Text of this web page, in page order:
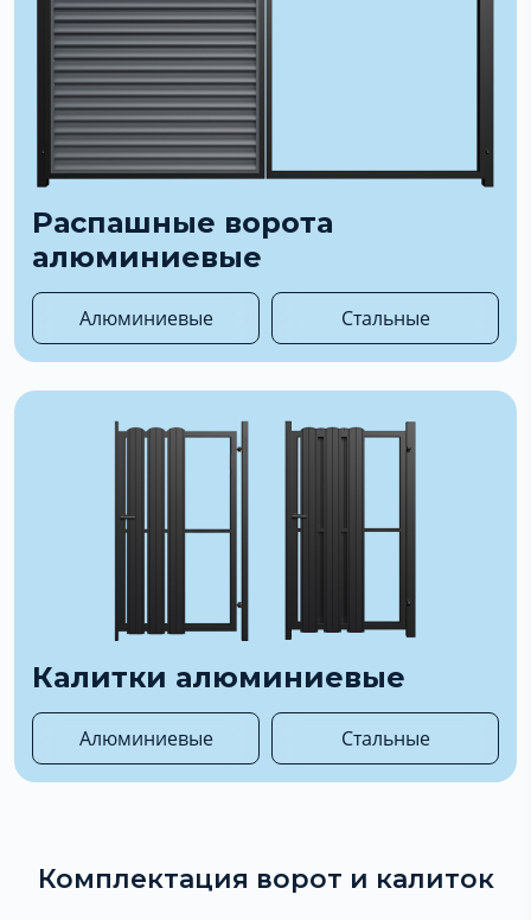
Распашные ворота
алюминиевые
Алюминиевые Стальные
Калитки алюминиевые
Алюминиевые Стальные
Комплектация ворот и калиток